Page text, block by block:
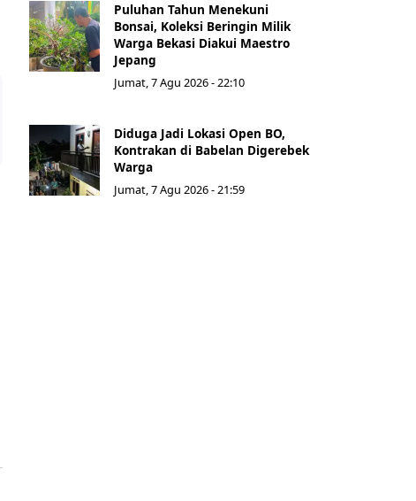
Puluhan Tahun Menekuni
Bonsai, Koleksi Beringin Milik
Warga Bekasi Diakui Maestro
Jepang
Jumat, 7 Agu 2026 - 22:10
Diduga Jadi Lokasi Open BO,
Kontrakan di Babelan Digerebek
Warga
Jumat, 7 Agu 2026 - 21:59